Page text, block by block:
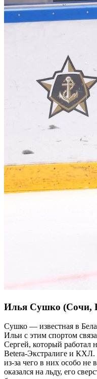
Илья Сушко (Сочи,
Сушко — известная в
Ильи с этим спортом
Сергей, который работал
Betera-Экстралиге и КХЛ.
из-за чего в них особо не
оказался на льду, его